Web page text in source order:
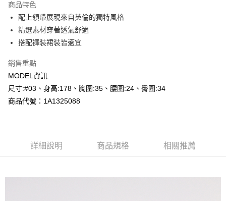
Apple Pay
悠遊付
AFTEE先享後付
相關說明
AFTEE先享後付是「在收到商品之後才付款」的支付方式。 讓您購物簡單
３．安心：先確認商品／服務後，再付款。
結帳頁面，進行簡訊認證並確認金額後，即可完成結帳。
商品特色
配上領帶展現來自英倫的獨特風格
精選素材穿著透氣舒適
搭配褲裝裙裝皆適宜
銷售重點
MODEL資訊:
尺寸:#03、身高:178、胸圍:35、腰圍:24、臀圍:34
商品代號：1A1325088
詳細說明 商品規格 相關推薦